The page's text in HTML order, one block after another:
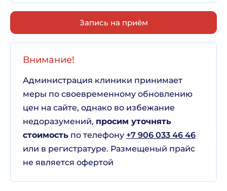
Запись на приём
Внимание!
Администрация клиники принимает
меры по своевременному обновлению
цен на сайте, однако во избежание
недоразумений, просим уточнять
стоимость по телефону +7 906 033 46 46
или в регистратуре. Размещеный прайс
не является офертой